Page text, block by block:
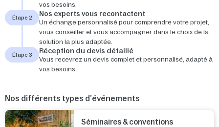
vos besoins.
Étape 2 Nos experts vous recontactent
Un échange personnalisé pour comprendre votre projet,
vous conseiller et vous accompagner dans le choix de la
solution la plus adaptée.
Étape 3 Réception du devis détaillé
Vous recevrez un devis complet et personnalisé, adapté à
vos besoins.
Nos différents types d’événements
Séminaires & conventions